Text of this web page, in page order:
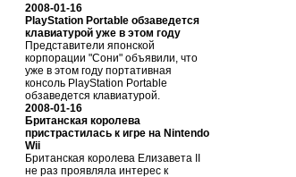
2008-01-16
PlayStation Portable обзаведется
клавиатурой уже в этом году
Представители японской
корпорации "Сони" объявили, что
уже в этом году портативная
консоль PlayStation Portable
обзаведется клавиатурой.
2008-01-16
Британская королева
пристрастилась к игре на Nintendo
Wii
Британская королева Елизавета II
не раз проявляла интерес к